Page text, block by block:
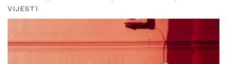
VIJESTI